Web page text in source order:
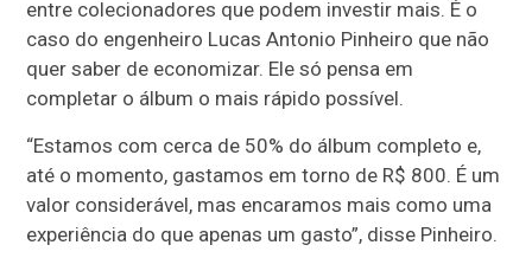
entre colecionadores que podem investir mais. É o
caso do engenheiro Lucas Antonio Pinheiro que não
quer saber de economizar. Ele só pensa em
completar o álbum o mais rápido possível.
“Estamos com cerca de 50% do álbum completo e,
até o momento, gastamos em torno de R$ 800. É um
valor considerável, mas encaramos mais como uma
experiência do que apenas um gasto”, disse Pinheiro.